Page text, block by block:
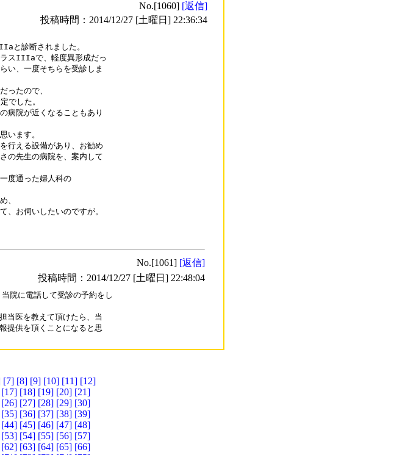
No.[1060] [返信]
投稿時間：2014/12/27 [土曜日] 22:36:34
と診断されました。
ラスIIIaで、軽度異形成だっ
い、一度そちらを受診しま
ったので、
でした。
病院が近くなることもあり
います。
行える設備があり、お勧め
の先生の病院を、案内して
度通った婦人科の
、
、お伺いしたいのですが。
No.[1061] [返信]
投稿時間：2014/12/27 [土曜日] 22:48:04
院に電話して受診の予約をし
当医を教えて頂けたら、当
提供を頂くことになると思
[7] [8] [9] [10] [11] [12]
[17] [18] [19] [20] [21]
[26] [27] [28] [29] [30]
[35] [36] [37] [38] [39]
[44] [45] [46] [47] [48]
[53] [54] [55] [56] [57]
[62] [63] [64] [65] [66]